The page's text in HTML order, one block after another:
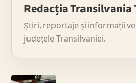
Redacția Transilvania
Știri, reportaje și informații
județele Transilvaniei.